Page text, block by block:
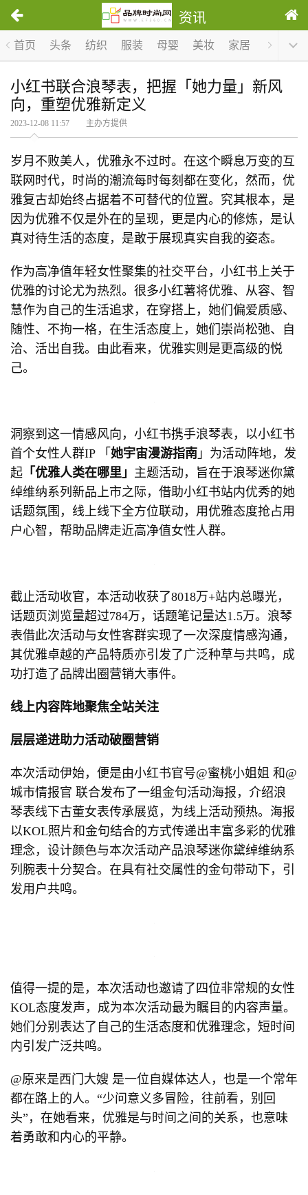
资讯
首页 头条 纺织 服装 母婴 美妆 家居 服饰
小红书联合浪琴表，把握「她力量」新风
向，重塑优雅新定义
2023-12-08 11:57 主办方提供
岁月不败美人，优雅永不过时。在这个瞬息万变的互
联网时代，时尚的潮流每时每刻都在变化，然而，优
雅复古却始终占据着不可替代的位置。究其根本，是
因为优雅不仅是外在的呈现，更是内心的修炼，是认
真对待生活的态度，是敢于展现真实自我的姿态。
作为高净值年轻女性聚集的社交平台，小红书上关于
优雅的讨论尤为热烈。很多小红薯将优雅、从容、智
慧作为自己的生活追求，在穿搭上，她们偏爱质感、
随性、不拘一格，在生活态度上，她们崇尚松弛、自
洽、活出自我。由此看来，优雅实则是更高级的悦
己。
洞察到这一情感风向，小红书携手浪琴表，以小红书
首个女性人群IP 「 她宇宙漫游指南 」为活动阵地，发
起 「优雅人类在哪里」 主题活动，旨在于浪琴迷你黛
绰维纳系列新品上市之际，借助小红书站内优秀的她
话题氛围，线上线下全方位联动，用优雅态度抢占用
户心智，帮助品牌走近高净值女性人群。
截止活动收官，本活动收获了8018万+站内总曝光，
话题页浏览量超过784万，话题笔记量达1.5万。浪琴
表借此次活动与女性客群实现了一次深度情感沟通，
其优雅卓越的产品特质亦引发了广泛种草与共鸣，成
功打造了品牌出圈营销大事件。
线上内容阵地聚焦全站关注
层层递进助力活动破圈营销
本次活动伊始，便是由小红书官号@蜜桃小姐姐 和@
城市情报官 联合发布了一组金句活动海报，介绍浪
琴表线下古董女表传承展览，为线上活动预热。海报
以KOL照片和金句结合的方式传递出丰富多彩的优雅
理念，设计颜色与本次活动产品浪琴迷你黛绰维纳系
列腕表十分契合。在具有社交属性的金句带动下，引
发用户共鸣。
值得一提的是，本次活动也邀请了四位非常规的女性
KOL态度发声，成为本次活动最为瞩目的内容声量。
她们分别表达了自己的生活态度和优雅理念，短时间
内引发广泛共鸣。
@原来是西门大嫂 是一位自媒体达人，也是一个常年
都在路上的人。“少问意义多冒险，往前看，别回
头”，在她看来，优雅是与时间之间的关系，也意味
着勇敢和内心的平静。